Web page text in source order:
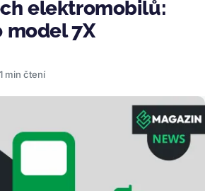
elektromobilů:
model 7X
min čtení